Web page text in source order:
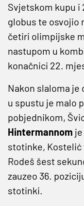
Svjetskom kupu i
globus te osvojio
četiri olimpijske
nastupom u
konačnici 22.
Nakon slaloma je
u spustu je malo
pobjednikom,
Hintermannom
stotinke,
Rodeš šest
zauzeo 36.
stotinki.